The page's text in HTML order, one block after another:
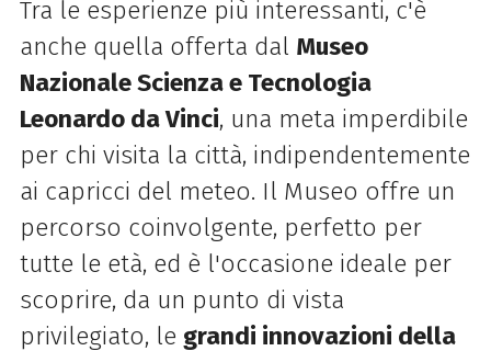
Tra le esperienze più interessanti, c'è
anche quella offerta dal Museo
Nazionale Scienza e Tecnologia
Leonardo da Vinci, una meta imperdibile
per chi visita la città, indipendentemente
ai capricci del meteo. Il Museo offre un
percorso coinvolgente, perfetto per
tutte le età, ed è l'occasione ideale per
scoprire, da un punto di vista
privilegiato, le grandi innovazioni della